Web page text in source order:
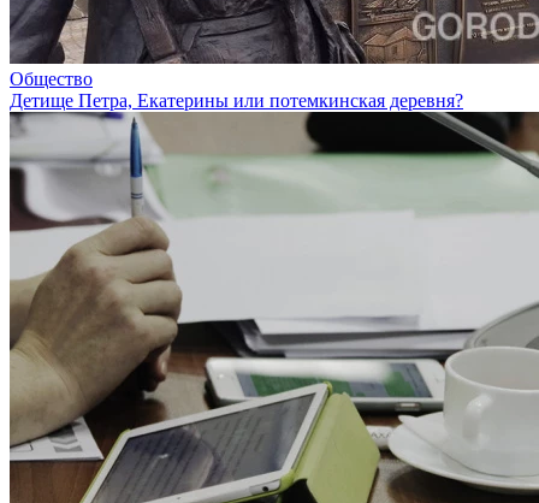
Общество
Детище Петра, Екатерины или потемкинская деревня?